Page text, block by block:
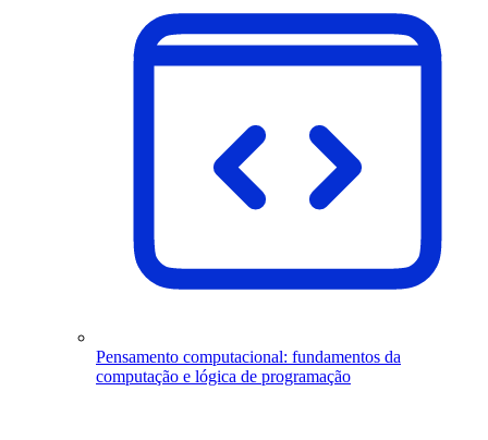
Pensamento computacional: fundamentos da
computação e lógica de programação